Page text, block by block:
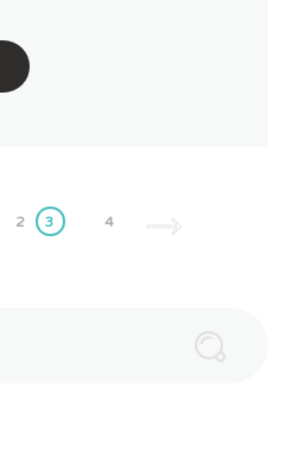
2 3 4